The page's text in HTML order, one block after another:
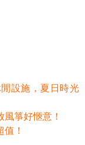
設施，夏日時光
箏好愜意！
！